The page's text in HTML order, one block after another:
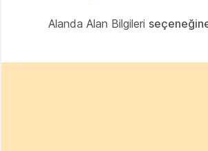
Alanda Alan Bilgileri